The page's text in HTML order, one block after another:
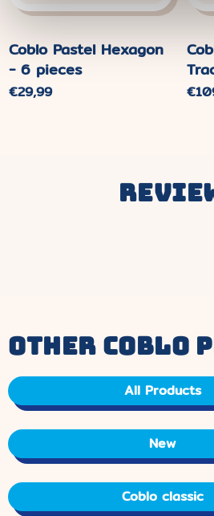
Coblo Pastel Hexagon
- 6 pieces
Normaler
€29,99
other coblo
All Products
New
Coblo classic